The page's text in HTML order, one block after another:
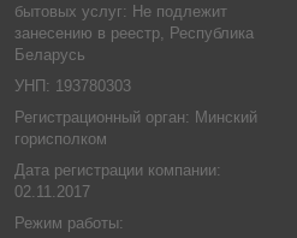
бытовых услуг: Не подлежит
занесению в реестр, Республика
Беларусь
УНП: 193780303
Регистрационный орган: Минский
горисполком
Дата регистрации компании:
02.11.2017
Режим работы: